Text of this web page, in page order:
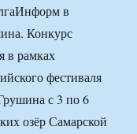
в
Конкурс
в рамках
фестиваля
с 3 по 6
озёр Самарской